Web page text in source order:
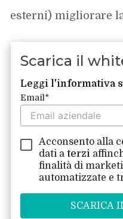
esterni) migliorare
Scarica il
Leggi l'informativa
Email *
Acconsento alla
dati aterzi
finalità di
automatizzate e